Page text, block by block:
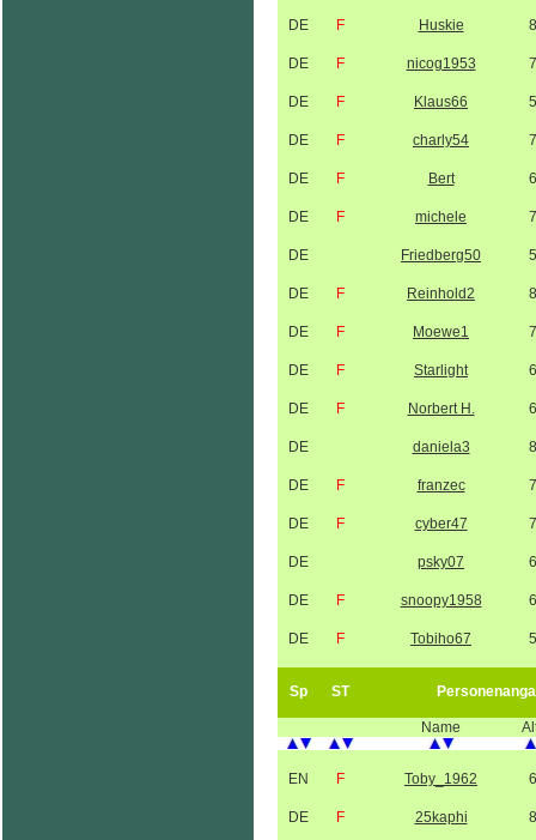
DE F Huskie
DE F nicog1953
DE F Klaus66
DE F charly54
DE F Bert
DE F michele
DE Friedberg50
DE F Reinhold2
DE F Moewe1
DE F Starlight
DE F Norbert H.
DE daniela3
DE F franzec
DE F cyber47
DE psky07
DE F snoopy1958
DE F Tobiho67
Sp ST
Name
EN F Toby_1962
DE F 25kaphi